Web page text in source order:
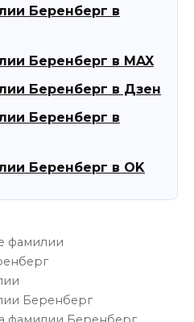
Беренберг в
Беренберг в MAX
Беренберг в Дзен
Беренберг в
Беренберг в OK
фамилии
Беренберг